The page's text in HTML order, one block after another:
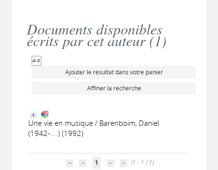
Documents disponibles
écrits par cet auteur (1)
Ajouter le résultat dans votre panier
Affiner la recherche
Une vie en musique / Barenboim, Daniel
(1942-....) (1992)
1
(1 - 1 / 1)